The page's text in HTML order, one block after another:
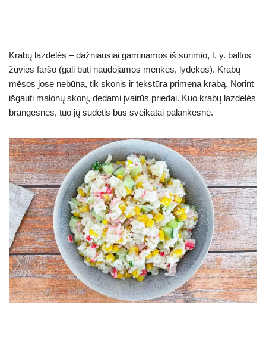
Krabų lazdelės – dažniausiai gaminamos iš surimio, t. y. baltos
žuvies faršo (gali būti naudojamos menkės, lydekos). Krabų
mėsos jose nebūna, tik skonis ir tekstūra primena krabą. Norint
išgauti malonų skonį, dedami įvairūs priedai. Kuo krabų lazdelės
brangesnės, tuo jų sudėtis bus sveikatai palankesnė.